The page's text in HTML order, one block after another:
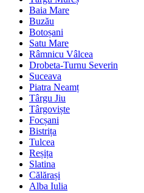
Baia Mare
Buzău
Botoșani
Satu Mare
Râmnicu Vâlcea
Drobeta-Turnu Severin
Suceava
Piatra Neamț
Târgu Jiu
Târgoviște
Focșani
Bistrița
Tulcea
Reșița
Slatina
Călărași
Alba Iulia